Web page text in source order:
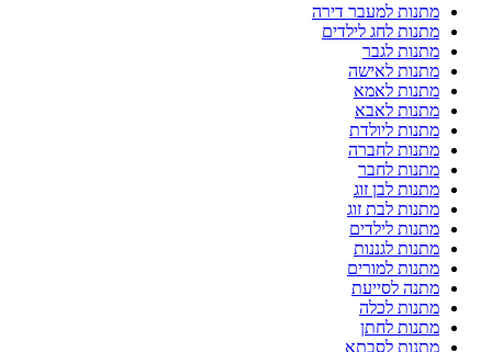
מתנות למעבר דירה
מתנות לחג לילדים
מתנות לגבר
מתנות לאישה
מתנות לאמא
מתנות לאבא
מתנות ליולדת
מתנות לחברה
מתנות לחבר
מתנות לבן זוג
מתנות לבת זוג
מתנות לילדים
מתנות לגננות
מתנות למורים
מתנה לסייעת
מתנות לכלה
מתנות לחתן
מתנות לסבתא